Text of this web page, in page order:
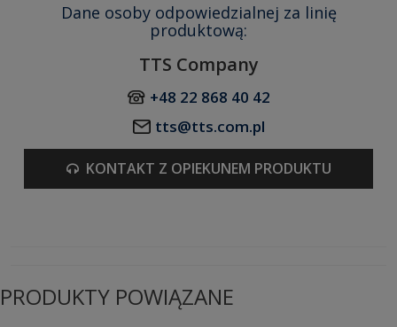
Dane osoby odpowiedzialnej za linię
produktową:
TTS Company
+48 22 868 40 42
tts@tts.com.pl
KONTAKT Z OPIEKUNEM PRODUKTU
PRODUKTY POWIĄZANE